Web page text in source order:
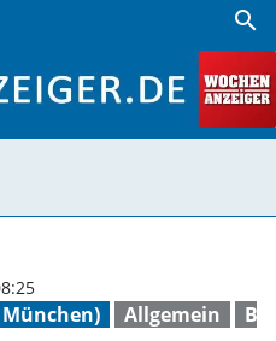
search
Allgemein